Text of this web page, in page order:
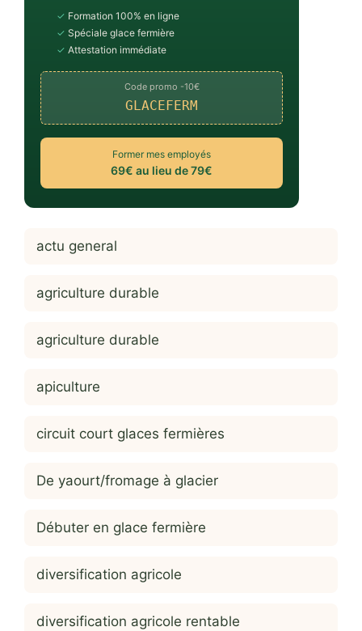
✓ Formation 100% en ligne
✓ Spéciale glace fermière
✓ Attestation immédiate
Code promo -10€
GLACEFERM
Former mes employés
69€ au lieu de 79€
actu general
agriculture durable
agriculture durable
apiculture
circuit court glaces fermières
De yaourt/fromage à glacier
Débuter en glace fermière
diversification agricole
diversification agricole rentable